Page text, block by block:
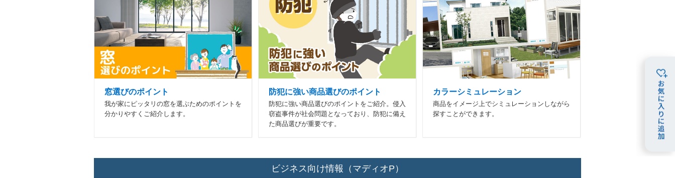
窓選びのポイント
我が家にピッタリの窓を選ぶためのポイントを
分かりやすくご紹介します。
防犯に強い商品選びのポイント
防犯に強い商品選びのポイントをご紹介。侵入
窃盗事件が社会問題となっており、防犯に備え
た商品選びが重要です。
カラーシミュレーション
商品をイメージ上でシミュレーションしながら
探すことができます。
ビジネス向け情報（マディオP）